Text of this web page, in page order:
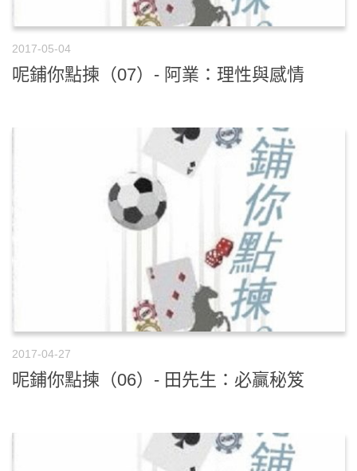
2017-05-04
呢鋪你點揀（07）- 阿業：理性與感情
2017-04-27
呢鋪你點揀（06）- 田先生：必贏秘笈